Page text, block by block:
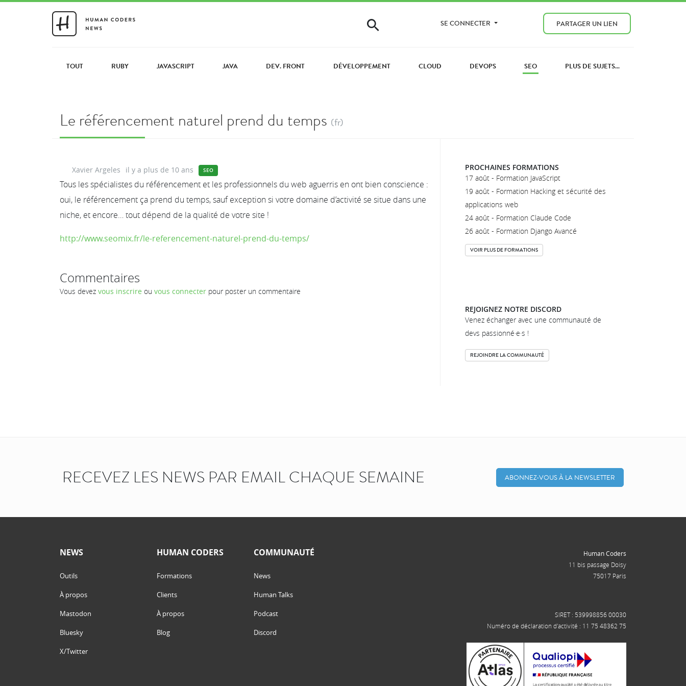
SE CONNECTER PARTAGER UN LIEN
TOUT RUBY JAVASCRIPT JAVA DEV. FRONT DÉVELOPPEMENT CLOUD DEVOPS SEO PLUS DE SUJETS...
Le référencement naturel prend du temps (fr)
Xavier Argeles il y a plus de 10 ans SEO
Tous les spécialistes du référencement et les professionnels du web aguerris en ont bien conscience :
oui, le référencement ça prend du temps, sauf exception si votre domaine d’activité se situe dans une
niche, et encore… tout dépend de la qualité de votre site !
http://www.seomix.fr/le-referencement-naturel-prend-du-temps/
Commentaires
Vous devez vous inscrire ou vous connecter pour poster un commentaire
PROCHAINES FORMATIONS
17 août - Formation JavaScript
19 août - Formation Hacking et sécurité des
applications web
24 août - Formation Claude Code
26 août - Formation Django Avancé
VOIR PLUS DE FORMATIONS
REJOIGNEZ NOTRE DISCORD
Venez échanger avec une communauté de
devs passionné·e·s !
REJOINDRE LA COMMUNAUTÉ
RECEVEZ LES NEWS PAR EMAIL CHAQUE SEMAINE ABONNEZ-VOUS À LA NEWSLETTER
NEWS
Outils
À propos
Mastodon
Bluesky
X/Twitter
HUMAN CODERS
Formations
Clients
À propos
Blog
COMMUNAUTÉ
News
Human Talks
Podcast
Discord
Human Coders
11 bis passage Doisy
75017 Paris
SIRET : 539998856 00030
Numéro de déclaration d'activité : 11 75 48362 75